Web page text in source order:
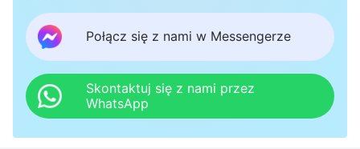
Połącz się z nami w Messengerze
Skontaktuj się z nami przez
WhatsApp